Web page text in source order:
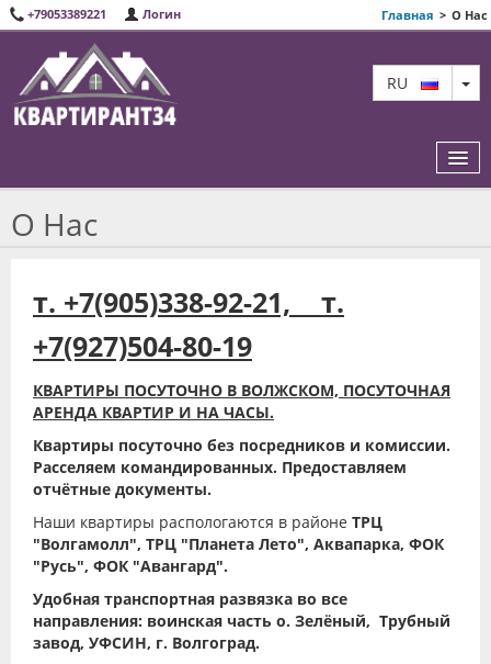
+79053389221 Логин Главная > О Нас
RU
О НАС
КАРТА САЙТА
КОНТАКТЫ
О Нас
т. +7(905)338-92-21, т.
+7(927)504-80-19
КВАРТИРЫ ПОСУТОЧНО В ВОЛЖСКОМ, ПОСУТОЧНАЯ
АРЕНДА КВАРТИР И НА ЧАСЫ.
Квартиры посуточно без посредников и комиссии.
Расселяем командированных. Предоставляем
отчётные документы.
Наши квартиры распологаются в районе ТРЦ
"Волгамолл", ТРЦ "Планета Лето", Аквапарка, ФОК
"Русь", ФОК "Авангард".
Удобная транспортная развязка во все
направления: воинская часть о. Зелёный, Трубный
завод, УФСИН, г. Волгоград.